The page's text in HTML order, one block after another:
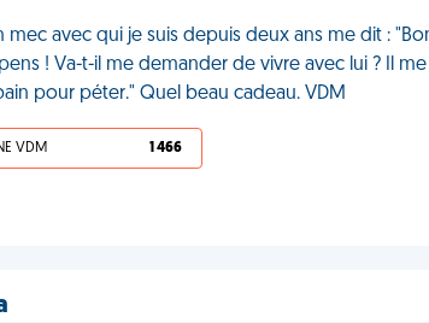
mec avec qui je suis depuis deux ans me dit :
! Va-t-il me demander de vivre avec lui ? Il
pour péter." Quel beau cadeau. VDM
VDM 1 466